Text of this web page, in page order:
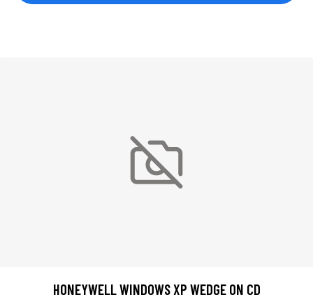
HONEYWELL WINDOWS XP WEDGE ON CD